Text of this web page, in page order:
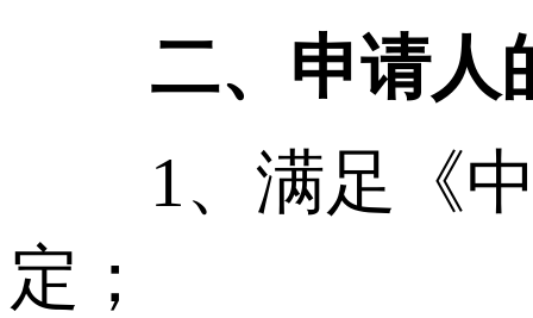
二、申请人
1、满足《中
定；